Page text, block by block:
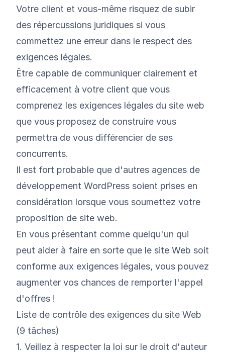
Votre client et vous-même risquez de subir
des répercussions juridiques si vous
commettez une erreur dans le respect des
exigences légales.
Être capable de communiquer clairement et
efficacement à votre client que vous
comprenez les exigences légales du site web
que vous proposez de construire vous
permettra de vous différencier de ses
concurrents.
Il est fort probable que d'autres agences de
développement WordPress soient prises en
considération lorsque vous soumettez votre
proposition de site web.
En vous présentant comme quelqu'un qui
peut aider à faire en sorte que le site Web soit
conforme aux exigences légales, vous pouvez
augmenter vos chances de remporter l'appel
d'offres !
Liste de contrôle des exigences du site Web
(9 tâches)
1. Veillez à respecter la loi sur le droit d'auteur